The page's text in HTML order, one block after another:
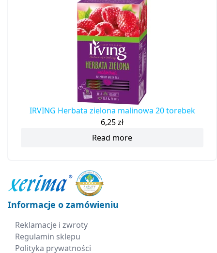
IRVING Herbata zielona malinowa 20 torebek
6,25zł
Read more
Informacje o zamówieniu
Reklamacje i zwroty
Regulamin sklepu
Polityka prywatności